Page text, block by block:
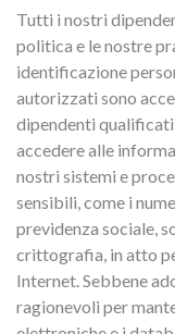
Tutti i nostri
politica e le nostre
identificazione
autorizzati sono
dipendenti qualificati
accedere alle
nostri sistemi e
sensibili, come i
previdenza sociale,
crittografia, in atto
Internet. Sebbene
ragionevoli per